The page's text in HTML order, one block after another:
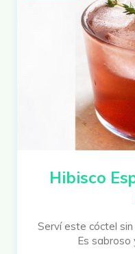
Hibisco
Serví este cóctel
Es sabroso